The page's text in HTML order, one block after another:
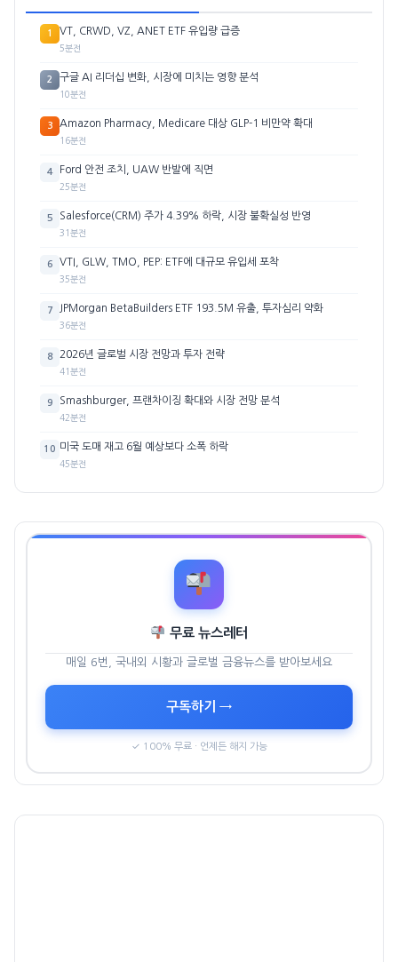
1 VT, CRWD, VZ, ANET ETF 유입량 급증
5분전
2 구글 AI 리더십 변화, 시장에 미치는 영향 분석
10분전
3 Amazon Pharmacy, Medicare 대상 GLP-1 비만약 확대
16분전
4 Ford 안전 조치, UAW 반발에 직면
25분전
5 Salesforce(CRM) 주가 4.39% 하락, 시장 불확실성 반영
31분전
6 VTI, GLW, TMO, PEP: ETF에 대규모 유입세 포착
35분전
7 JPMorgan BetaBuilders ETF 193.5M 유출, 투자심리 약화
36분전
8 2026년 글로벌 시장 전망과 투자 전략
41분전
9 Smashburger, 프랜차이징 확대와 시장 전망 분석
42분전
10 미국 도매 재고 6월 예상보다 소폭 하락
45분전
무료 뉴스레터
매일 6번, 국내외 시황과 글로벌 금융뉴스를 받아보세요
구독하기 →
✓ 100% 무료 · 언제든 해지 가능